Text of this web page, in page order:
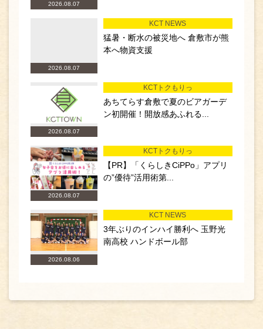
2026.08.07
2026.08.07
KCT NEWS
猛暑・断水の被災地へ 倉敷市が熊
本へ物資支援
2026.08.07
KCTトクもりっ
あちてらす倉敷で夏のビアガーデ
ン初開催！開放感あふれる...
2026.08.07
KCTトクもりっ
【PR】「くらしきCiPPo」アプリ
の”優待”活用術第...
2026.08.06
KCT NEWS
3年ぶりのインハイ勝利へ 玉野光
南高校 ハンドボール部